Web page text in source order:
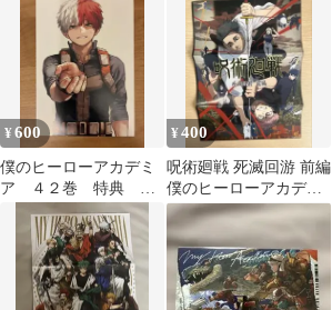
¥600
僕のヒーローアカデミ
ア ４２巻 特典 イ
ラストカード 轟焦凍
¥400
呪術廻戦 死滅回游 前編
僕のヒーローアカデミ
ア ポスター